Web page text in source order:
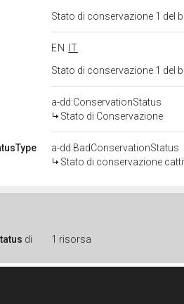
Stato di conservazione 1 del
EN
IT
Stato di conservazione 1 del
a-dd:ConservationStatus
Stato di Conservazione
a-dd:BadConservationStatus
Stato di conservazione
di 1 risorsa